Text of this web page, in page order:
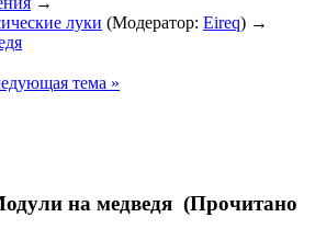
луки (Модератор: Eireq) →
тема »
на медведя (Прочитано